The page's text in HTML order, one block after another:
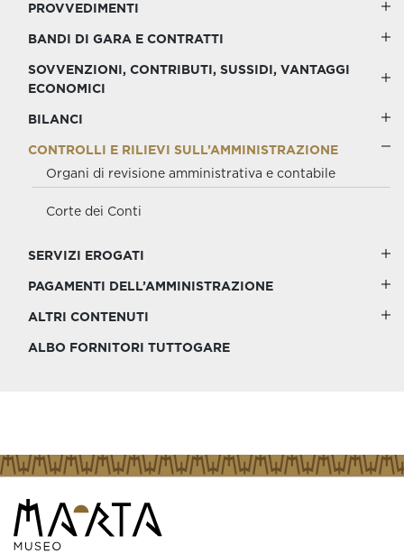
PROVVEDIMENTI
BANDI DI GARA E CONTRATTI
SOVVENZIONI, CONTRIBUTI, SUSSIDI, VANTAGGI
ECONOMICI
BILANCI
CONTROLLI E RILIEVI SULL’AMMINISTRAZIONE
Organi di revisione amministrativa e contabile
Corte dei Conti
SERVIZI EROGATI
PAGAMENTI DELL’AMMINISTRAZIONE
ALTRI CONTENUTI
ALBO FORNITORI TUTTOGARE